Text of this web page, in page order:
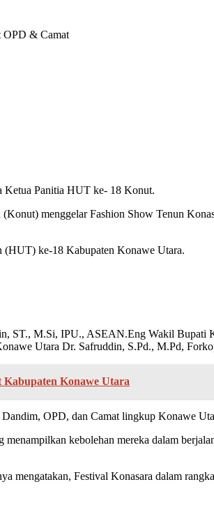
OPD & Camat
Ketua Panitia HUT ke- 18 Konut.
menggelar Fashion Show Tenun
(HUT) ke-18 Kabupaten Konawe Utara.
ST., M.Si, IPU., ASEAN.Eng Wakil Bupati
Utara Dr. Safruddin, S.Pd., M.Pd,
Konawe Utara
OPD, dan Camat lingkup Konawe
kebolehan mereka dalam
Festival Konasara dalam